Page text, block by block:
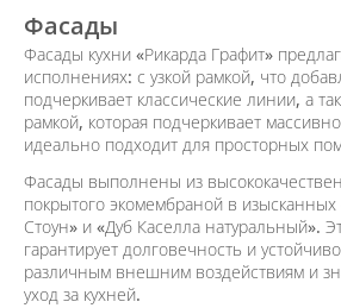
Фасады
Фасады кухни «Рикарда Графит»
исполнениях: с узкой рамкой, что
подчеркивает классические линии, а
рамкой, которая подчеркивает
идеально подходит для просторных
Фасады выполнены из
покрытого экомембраной в изысканных
Стоун» и «Дуб Каселла натуральный».
гарантирует долговечность и
различным внешним воздействиям и
уход за кухней.